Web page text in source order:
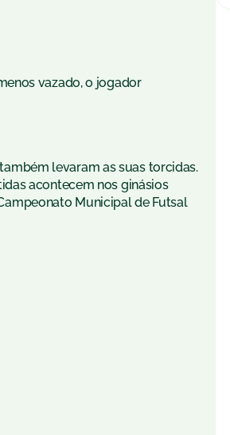
vazado, o jogador
levaram as suas torcidas.
acontecem nos ginásios
Municipal de Futsal